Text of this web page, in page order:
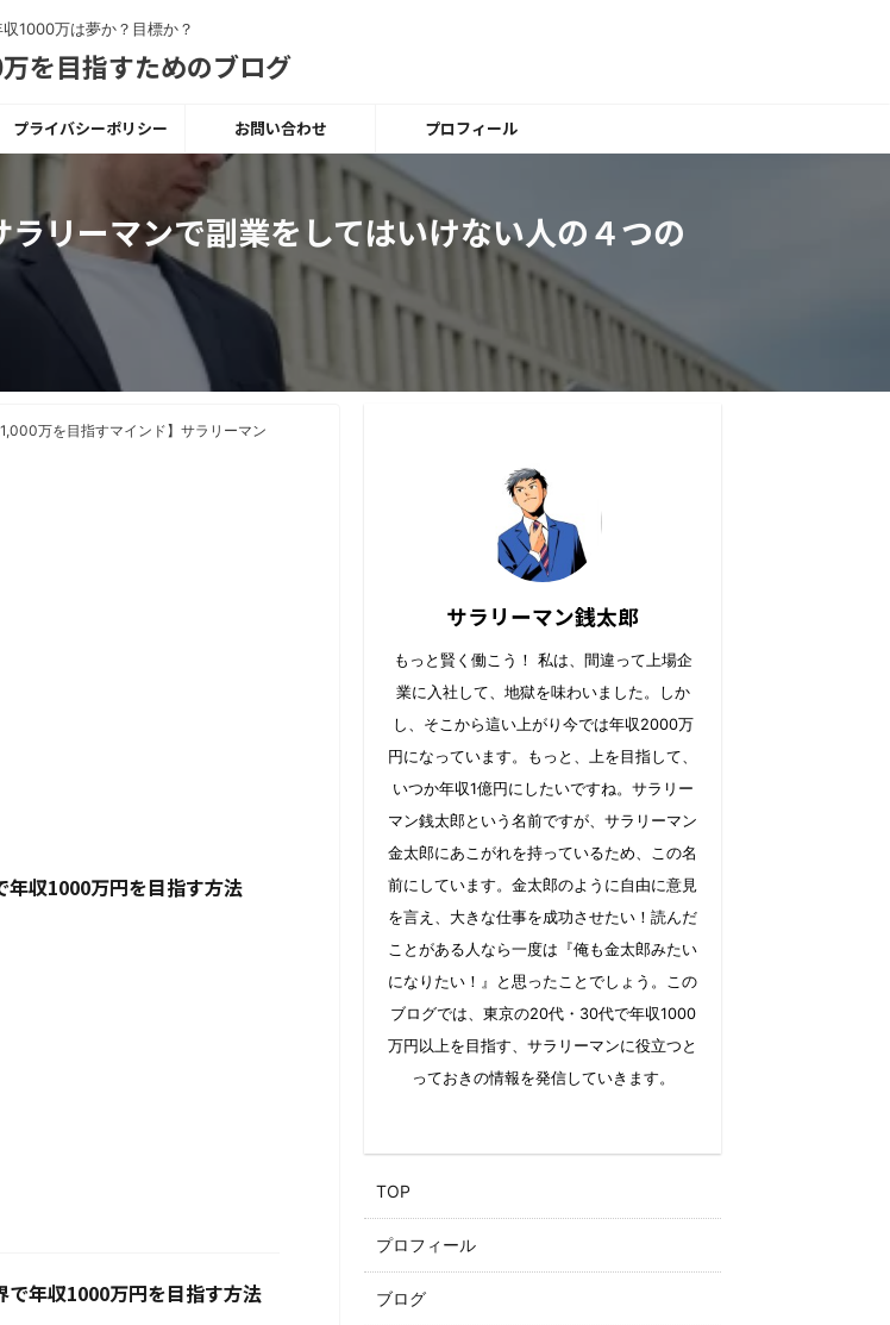
収1000万は夢か？目標か？
を目指すためのブログ
プライバシーポリシー お問い合わせ プロフィール
リーマンで副業をしてはいけない人の４つの
1,000万を目指すマインド】サラリーマン
年収1000万円を目指す方法
で年収1000万円を目指す方法
サラリーマン銭太郎
もっと賢く働こう！ 私は、間違って上場企
業に入社して、地獄を味わいました。しか
し、そこから這い上がり今では年収2000万
円になっています。もっと、上を目指して、
いつか年収1億円にしたいですね。サラリー
マン銭太郎という名前ですが、サラリーマン
金太郎にあこがれを持っているため、この名
前にしています。金太郎のように自由に意見
を言え、大きな仕事を成功させたい！読んだ
ことがある人なら一度は『俺も金太郎みたい
になりたい！』と思ったことでしょう。 ​​この
ブログでは、東京の20代・30代で年収1000
万円以上を目指す、サラリーマンに役立つと
っておきの情報を発信していきます。
​TOP
プロフィール
ブログ